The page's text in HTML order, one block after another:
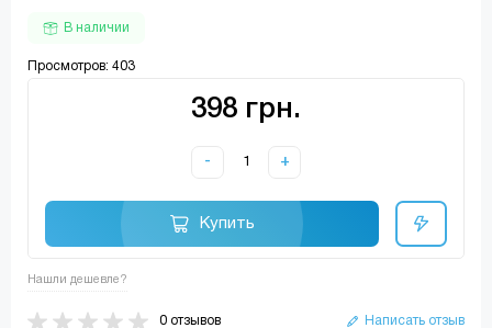
В наличии
Просмотров: 403
398 грн.
- +
Купить
Нашли дешевле?
0 отзывов Написать отзыв